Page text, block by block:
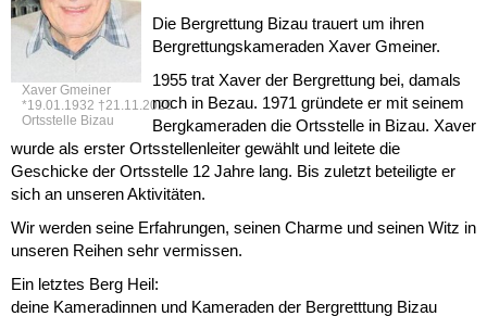
Xaver Gmeiner
*19.01.1932 †21.11.2020
Ortsstelle Bizau
Die Bergrettung Bizau trauert um ihren
Bergrettungskameraden Xaver Gmeiner.
1955 trat Xaver der Bergrettung bei, damals
noch in Bezau. 1971 gründete er mit seinem
Bergkameraden die Ortsstelle in Bizau. Xaver
wurde als erster Ortsstellenleiter gewählt und leitete die
Geschicke der Ortsstelle 12 Jahre lang. Bis zuletzt beteiligte er
sich an unseren Aktivitäten.
Wir werden seine Erfahrungen, seinen Charme und seinen Witz in
unseren Reihen sehr vermissen.
Ein letztes Berg Heil:
deine Kameradinnen und Kameraden der Bergretttung Bizau